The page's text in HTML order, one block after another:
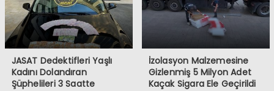
JASAT Dedektifleri Yaşlı
Kadını Dolandıran
Şüphelileri 3 Saatte
İzolasyon Malzemesine
Gizlenmiş 5 Milyon Adet
Kaçak Sigara Ele Geçirildi